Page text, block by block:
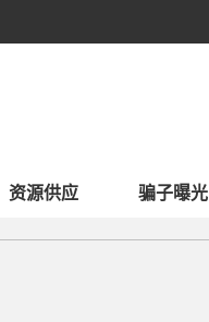
资源供应 骗子曝光